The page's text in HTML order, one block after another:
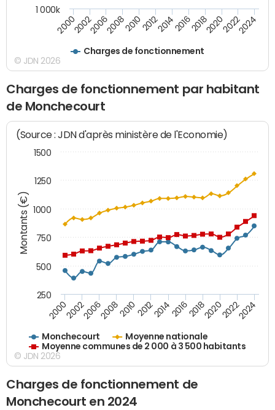
Charges de fonctionnement
200020022006200820102012201420162018202020222024
1 000k
© JDN 2026
Charges de fonctionnement par habitant
de Monchecourt
Montants (€)
(Source : JDN d'après ministère de l'Economie)
Monchecourt
Moyenne nationale
Moyenne communes de 2 000 à 3 500 habitants
200020022006200820102012201420162018202020222024
250
500
750
1000
1250
1500
© JDN 2026
Charges de fonctionnement de
Monchecourt en 2024